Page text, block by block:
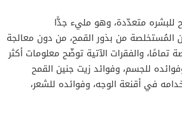
للشيخوخة وللأكسدة
الجلد
للبشره متعدّدة، وهو مليء جدًّا
المُستخلصة من بذور القمح، من دون معالجة
تمامًا، والفقرات الآتية توضّح معلومات أكثر
للجسم، وفوائد زيت جنين القمح
في أقنعة الوجه، وفوائده للشعر،